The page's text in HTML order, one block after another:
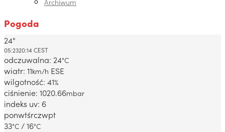
Pogoda
Dabrowa Gornicza, PL
24°
05:2320:14 CEST
odczuwalna: 24°C
wiatr: 11km/h ESE
wilgotność: 41%
ciśnienie: 1020.66mbar
indeks uv: 6
ponwtśrczwpt
33°C / 16°C